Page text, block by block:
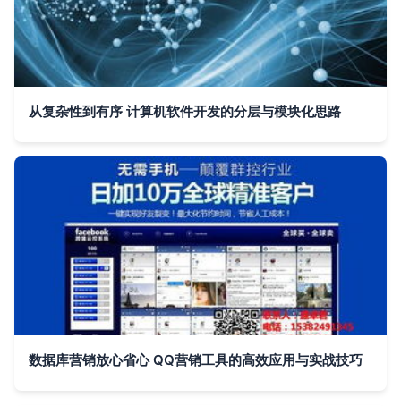
从复杂性到有序 计算机软件开发的分层与模块化思路
数据库营销放心省心 QQ营销工具的高效应用与实战技巧